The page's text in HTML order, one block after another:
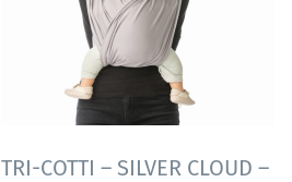
TRI-COTTI – SILVER CLOUD –